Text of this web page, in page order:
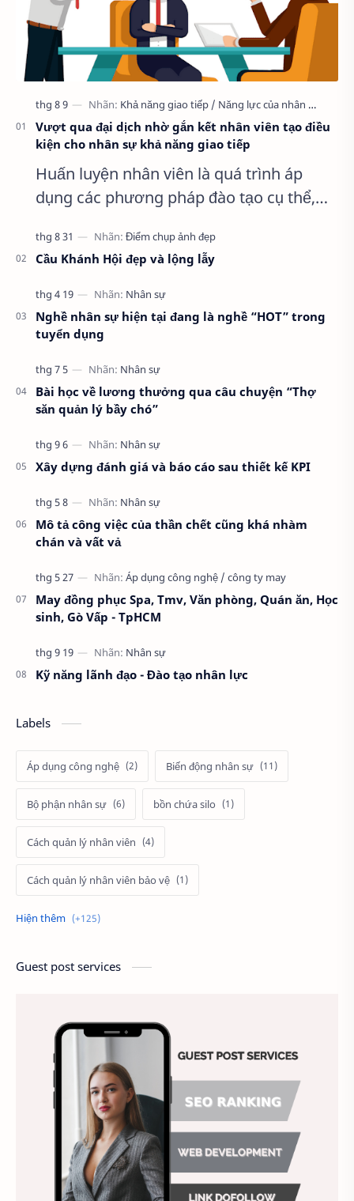
Vượt qua đại dịch nhờ gắn kết nhân viên tạo điều
kiện cho nhân sự khả năng giao tiếp
Huấn luyện nhân viên là quá trình áp
dụng các phương pháp đào tạo cụ thể,
viên và định hướng nhận thức. Đồng t…
Cầu Khánh Hội đẹp và lộng lẫy
Nghề nhân sự hiện tại đang là nghề “HOT” trong
tuyển dụng
Bài học về lương thưởng qua câu chuyện “Thợ
săn quản lý bầy chó”
Xây dựng đánh giá và báo cáo sau thiết kế KPI
Mô tả công việc của thần chết cũng khá nhàm
chán và vất vả
May đồng phục Spa, Tmv, Văn phòng, Quán ăn, Học
sinh, Gò Vấp - TpHCM
Kỹ năng lãnh đạo - Đào tạo nhân lực
Labels
Áp dụng công nghệ Biến động nhân sự
Bộ phận nhân sự bồn chứa silo
Cách quản lý nhân viên
Cách quản lý nhân viên bảo vệ
Cách tính lương
Chất lượng dịch vụ Chiến lược nhân sự
Chiến lược quản lý
Chung Chụp ảnh tự sướng
công ty may Công ty sơn
Công việc hiệu quả Công việc khách sạn
Guest post services